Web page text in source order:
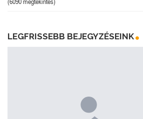
(6090 megtekintés)
LEGFRISSEBB BEJEGYZÉSEINK